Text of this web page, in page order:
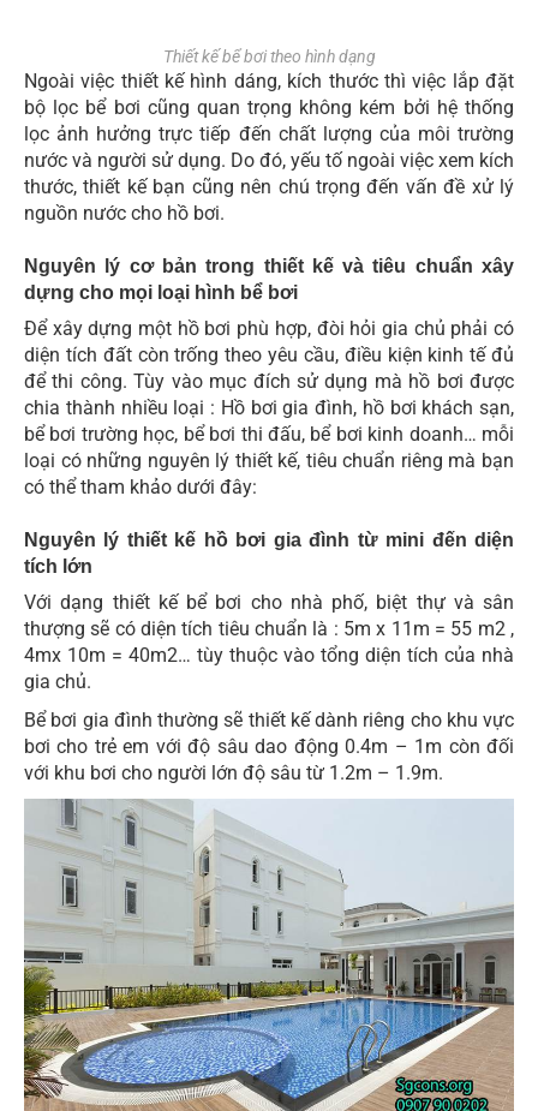
Thiết kế bể bơi theo hình dạng
Ngoài việc thiết kế hình dáng, kích thước thì việc lắp đặt
bộ lọc bể bơi cũng quan trọng không kém bởi hệ thống
lọc ảnh hưởng trực tiếp đến chất lượng của môi trường
nước và người sử dụng. Do đó, yếu tố ngoài việc xem kích
thước, thiết kế bạn cũng nên chú trọng đến vấn đề xử lý
nguồn nước cho hồ bơi.
Nguyên lý cơ bản trong thiết kế và tiêu chuẩn xây
dựng cho mọi loại hình bể bơi
Để xây dựng một hồ bơi phù hợp, đòi hỏi gia chủ phải có
diện tích đất còn trống theo yêu cầu, điều kiện kinh tế đủ
để thi công. Tùy vào mục đích sử dụng mà hồ bơi được
chia thành nhiều loại : Hồ bơi gia đình, hồ bơi khách sạn,
bể bơi trường học, bể bơi thi đấu, bể bơi kinh doanh… mỗi
loại có những nguyên lý thiết kế, tiêu chuẩn riêng mà bạn
có thể tham khảo dưới đây:
Nguyên lý thiết kế hồ bơi gia đình từ mini đến diện
tích lớn
Với dạng thiết kế bể bơi cho nhà phố, biệt thự và sân
thượng sẽ có diện tích tiêu chuẩn là : 5m x 11m = 55 m2 ,
4mx 10m = 40m2… tùy thuộc vào tổng diện tích của nhà
gia chủ.
Bể bơi gia đình thường sẽ thiết kế dành riêng cho khu vực
bơi cho trẻ em với độ sâu dao động 0.4m – 1m còn đối
với khu bơi cho người lớn độ sâu từ 1.2m – 1.9m.